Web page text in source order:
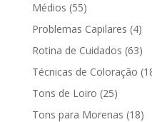
Médios (55)
Problemas Capilares (4)
Rotina de Cuidados (63)
Técnicas de Coloração
Tons de Loiro (25)
Tons para Morenas (18)